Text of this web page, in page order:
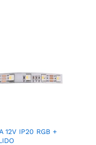
12V IP20 RGB +